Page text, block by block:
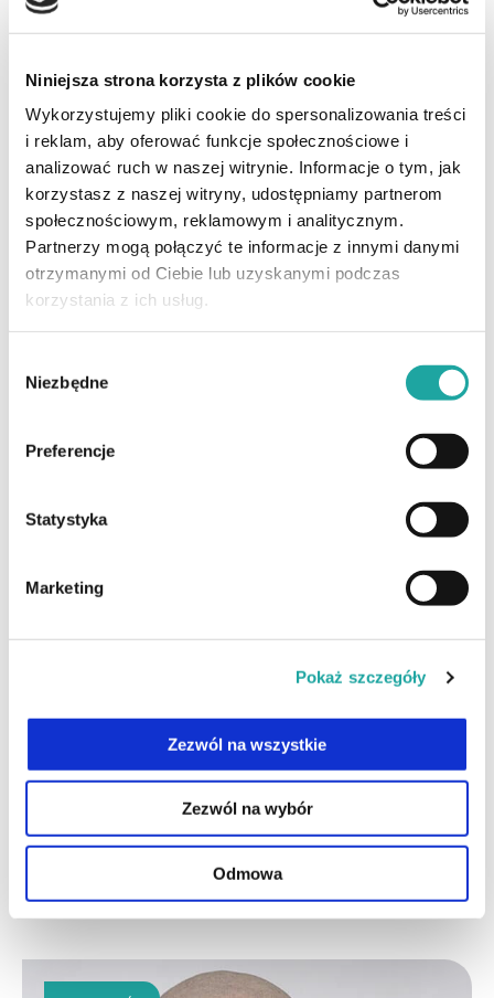
Niniejsza strona korzysta z plików cookie
Wykorzystujemy pliki cookie do spersonalizowania treści
i reklam, aby oferować funkcje społecznościowe i
analizować ruch w naszej witrynie. Informacje o tym, jak
korzystasz z naszej witryny, udostępniamy partnerom
społecznościowym, reklamowym i analitycznym.
Partnerzy mogą połączyć te informacje z innymi danymi
otrzymanymi od Ciebie lub uzyskanymi podczas
korzystania z ich usług.
zgody
Niezbędne
Preferencje
Statystyka
Marketing
Pokaż szczegóły
Zezwól na wszystkie
Zezwól na wybór
Odmowa
Zobacz również
FILM
Metamorfoza Karola
Karol poświęcał ponad 30 minut dziennie na układanie
rzadkich włosów. Mimo wielu starań łysienie nie
Czytaj całość